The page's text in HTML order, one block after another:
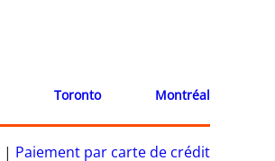
Toronto Montréal
| Paiement par carte de crédit